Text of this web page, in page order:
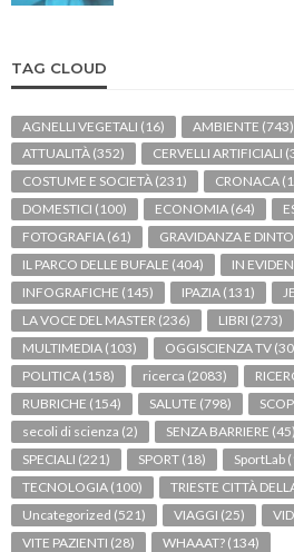
TAG CLOUD
AGNELLI VEGETALI (16) AMBIENTE (743)
ATTUALITÀ (352) CERVELLI ARTIFICIALI
COSTUME E SOCIETÀ (231) CRONACA
DOMESTICI (100) ECONOMIA (64)
FOTOGRAFIA (61) GRAVIDANZA E
IL PARCO DELLE BUFALE (404) IN
INFOGRAFICHE (145) IPAZIA (131)
LA VOCE DEL MASTER (236) LIBRI (273)
MULTIMEDIA (103) OGGISCIENZA TV
POLITICA (158) ricerca (2083)
RUBRICHE (154) SALUTE (798)
secoli di scienza (2) SENZA BARRIERE (45)
SPECIALI (221) SPORT (18) SportLab
TECNOLOGIA (100) TRIESTE CITTÀ
Uncategorized (521) VIAGGI (25)
VITE PAZIENTI (28) WHAAAT? (134)